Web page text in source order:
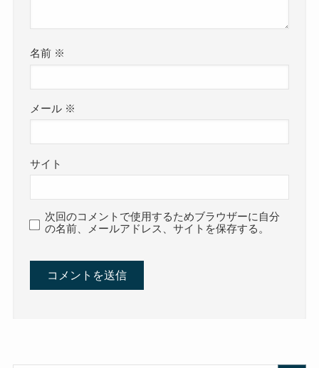
名前 ※
メール ※
サイト
次回のコメントで使用するためブラウザーに自分
の名前、メールアドレス、サイトを保存する。